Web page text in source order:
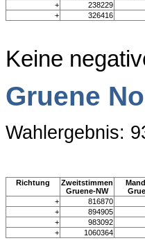
+
238229
+
326416
Keine
Gruene
Wahlergebnis:
Richtung
Zweitstimmen
Gruene-NW
+
816870
+
894905
+
983092
+
1060364